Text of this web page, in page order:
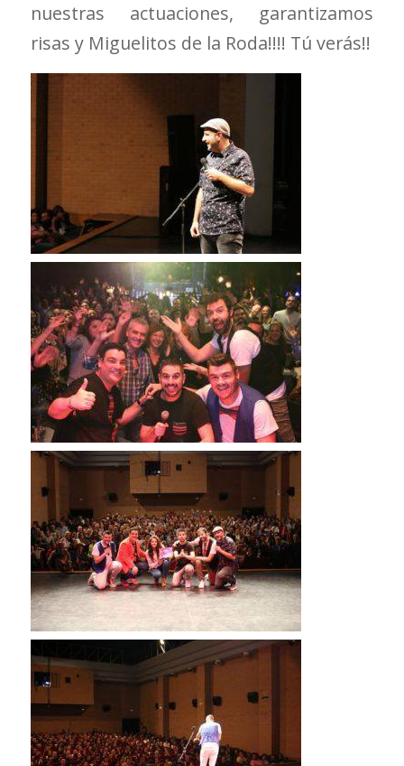
nuestras actuaciones, garantizamos
risas y Miguelitos de la Roda!!!! Tú verás!!